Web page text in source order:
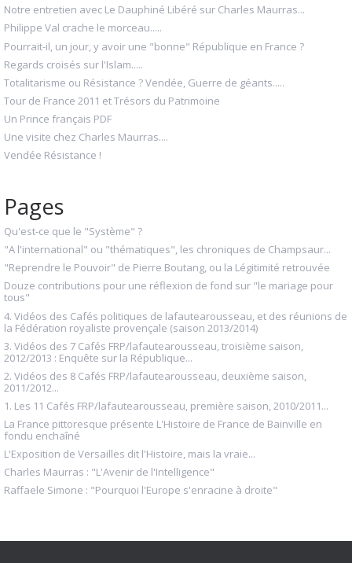
Notre entretien avec Le Dauphiné Libéré sur Charles Maurras...
Philippe Val crache le morceau.....
Pourrait-il, un jour, y avoir une "bonne" République en France ?
Regards croisés sur l'Islam.....
Totalitarisme ou Résistance ? Vendée, Guerre de géants.....
Tour de France 2011 et Trésors du Patrimoine
Un Prince français PDF
Une visite chez Charles Maurras....
Vendée Résistance !
Pages
Qu'est-ce que le "Système" ?
"A l'international" ou "thématiques", les chroniques de Champsaur...
"Reprendre le Pouvoir" de Pierre Boutang, ou la Légitimité retrouvée
Douze contributions pour une réflexion de fond sur "le mariage pour
tous"
4. Vidéos des Cafés politiques de lafautearousseau, et des réunions de
la Fédération royaliste provençale (saison 2013/2014)
3. Vidéos des 7 Cafés FRP/lafautearousseau, troisième saison,
2012/2013 : Enquête sur la République...
2. Vidéos des 8 Cafés FRP/lafautearousseau, deuxième saison,
2011/2012...
1. Les 11 Cafés FRP/lafautearousseau, première saison, 2010/2011...
La France pittoresque présente L'Histoire de France de Bainville en
fondu enchaîné
L'Exposition de Versailles dit l'Histoire, mais la vraie...
Charles Maurras : "L'Avenir de l'Intelligence"
Raffaele Simone : "Pourquoi l'Europe s'enracine à droite"